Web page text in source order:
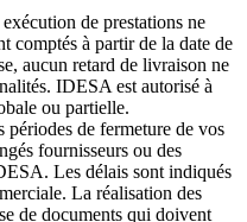
de prestations ne
comptés à partir de la date de
aucun retard de livraison ne
IDESA est autorisé à
ou partielle.
périodes de fermeture de vos
fournisseurs ou des
Les délais sont indiqués
La réalisation des
de documents qui doivent